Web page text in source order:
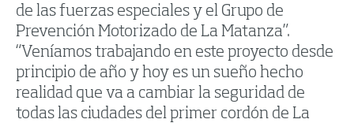
de las fuerzas especiales y el Grupo de
Prevención Motorizado de La Matanza”.
“Veníamos trabajando en este proyecto desde
principio de año y hoy es un sueño hecho
realidad que va a cambiar la seguridad de
todas las ciudades del primer cordón de La